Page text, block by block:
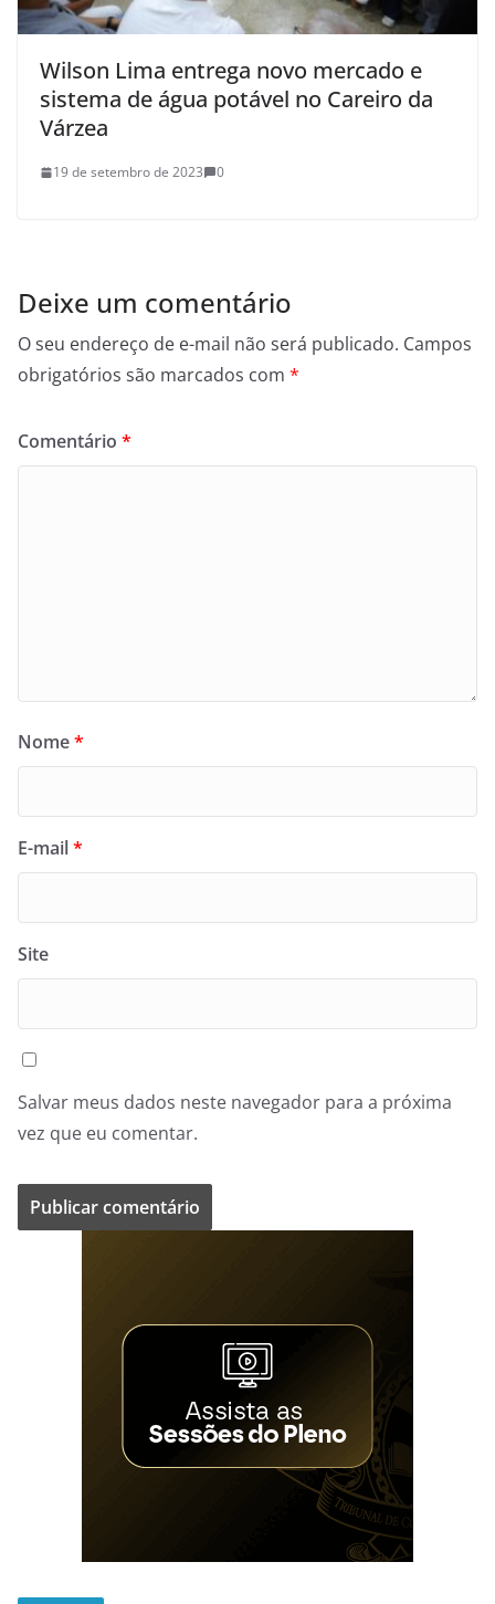
Wilson Lima entrega novo mercado e
sistema de água potável no Careiro da
Várzea
19 de setembro de 2023 0
Deixe um comentário
O seu endereço de e-mail não será publicado. Campos
obrigatórios são marcados com *
Comentário *
Nome*
E-mail*
Site
Salvar meus dados neste navegador para a próxima
vez que eu comentar.